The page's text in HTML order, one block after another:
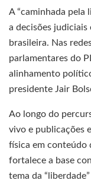
A “caminhada pela
a decisões
brasileira. Nas
parlamentares do
alinhamento
presidente Jair
Ao longo do
vivo e publicações
física em conteúdo
fortalece a base
tema da